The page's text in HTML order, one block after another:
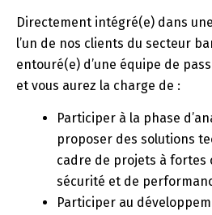
Directement intégré(e) dans
l’un de nos clients du secteur
entouré(e) d’une équipe de
et vous aurez la charge de :
Participer à la phase
proposer des solutions
cadre de projets à fortes
sécurité et de
Participer au